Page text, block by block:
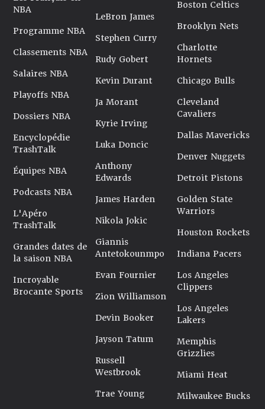
NBA
Programme NBA
Classements NBA
Salaires NBA
Playoffs NBA
Dossiers NBA
Encyclopédie
TrashTalk
Équipes NBA
Podcasts NBA
L'Apéro
TrashTalk
Grandes dates de
la saison NBA
Incroyable
Brocante Sports
LeBron James
Stephen Curry
Rudy Gobert
Kevin Durant
Ja Morant
Kyrie Irving
Luka Doncic
Anthony
Edwards
James Harden
Nikola Jokic
Giannis
Antetokounmpo
Evan Fournier
Zion Williamson
Devin Booker
Jayson Tatum
Russell
Westbrook
Trae Young
Boston Celtics
Brooklyn Nets
Charlotte
Hornets
Chicago Bulls
Cleveland
Cavaliers
Dallas Mavericks
Denver Nuggets
Detroit Pistons
Golden State
Warriors
Houston Rockets
Indiana Pacers
Los Angeles
Clippers
Los Angeles
Lakers
Memphis
Grizzlies
Miami Heat
Milwaukee Bucks